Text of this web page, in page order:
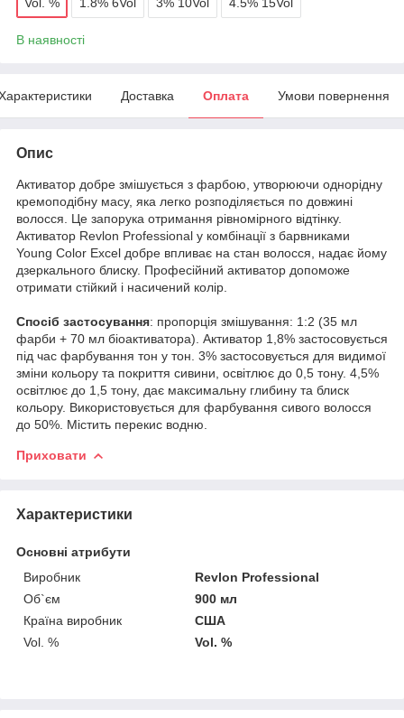
В наявності
Доставка Оплата Умови повернення
Опис
Активатор добре змішується з фарбою, утворюючи однорідну
кремоподібну масу, яка легко розподіляється по довжині
волосся. Це запорука отримання рівномірного відтінку.
Активатор Revlon Professional у комбінації з барвниками
Young Color Excel добре впливає на стан волосся, надає йому
дзеркального блиску. Професійний активатор допоможе
отримати стійкий і насичений колір.
Спосіб застосування: пропорція змішування: 1:2 (35 мл
фарби + 70 мл біоактиватора). Активатор 1,8% застосовується
під час фарбування тон у тон. 3% застосовується для видимої
зміни кольору та покриття сивини, освітлює до 0,5 тону. 4,5%
освітлює до 1,5 тону, дає максимальну глибину та блиск
кольору. Використовується для фарбування сивого волосся
до 50%. Містить перекис водню.
Приховати
Характеристики
Основні атрибути
Виробник
Revlon Professional
Об`єм
900 мл
Країна виробник
США
Vol. %
Vol. %